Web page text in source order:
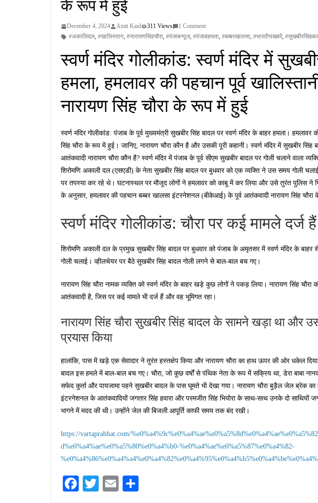
के रूप में हुई
December 4, 2024 Amit Kaul 311 Views
1 Comment
#अकालिदल, #खालिस्तान, #नारायणसिंहचौरा, #पंजाबन्यूज, #पंजाबहमला, #बब्बरखालसा, #भारतीयखबरें,
स्वर्ण मंदिर गोलीकांड: स्वर्ण मंदिर में
हमला, हमलावर की पहचान पूर्व
नारायण सिंह चौरा के रूप में हुई
स्वर्ण मंदिर गोलीकांड: पंजाब के पूर्व मुख्यमंत्री सुखबीर सिंह बादल पर स्वर्ण मंदिर के बाहर हमला। हमलावर
सिंह चौरा के रूप में हुई। जानिए, नारायण चौरा कौन है और उसकी पूरी कहानी। स्वर्ण मंदिर में सुखबीर सिंह
आतंकवादी नारायण चौरा कौन है? स्वर्ण मंदिर में पंजाब के पूर्व सीएम सुखबीर बादल पर गोली चलाने वाला
शिरोमणि अकाली दल (एसएडी) के नेता सुखबीर सिंह बादल पर बुधवार को एक व्यक्ति ने उस समय गोली
पर तपस्या कर रहे थे। घटनास्थल पर मौजूद लोगों ने हमलावर को काबू में कर लिया और उसे तुरंत पुलिस ने
के अनुसार, हमलावर की पहचान बब्बर खालसा इंटरनेशनल (बीकेआई) के पूर्व आतंकवादी नारायण सिंह
स्वर्ण मंदिर गोलीकांड: चौरा पर कई मामले
शिरोमणि अकाली दल के प्रमुख सुखबीर सिंह बादल पर बुधवार को पंजाब के अमृतसर में स्वर्ण मंदिर के बाहर
गोली चलाई। व्हीलचेयर पर बैठे सुखबीर सिंह बादल गोली लगने से बाल-बाल बच गए।
नारायण सिंह चौरा नामक व्यक्ति को स्वर्ण मंदिर के बाहर खड़े कुछ लोगों ने पकड़ लिया। नारायण सिंह चौरा
आतंकवादी है, जिस पर कई मामले भी दर्ज हैं और वह भूमिगत रहा।
नारायण सिंह चौरा सुखबीर सिंह बादल के सामने खड़ा था और
प्रयास किया
हालांकि, पास में खड़े एक सेवादार ने तुरंत हस्तक्षेप किया और नारायण चौरा का हाथ ऊपर की ओर धकेल
बादल इस हमले में बाल-बाल बच गए। चौरा, जो कुछ वर्षों से पंथिक नेता के रूप में सक्रिय था, डेरा बाबा
सफेद कुर्ता और पायजामा पहने सुखबीर बादल के पास घूमते भी देखा गया। नारायण चौरा बुड़ैल जेल ब्रेक का
इंटरनेशनल के आतंकवादियों जगतार सिंह हवारा और परमजीत सिंह भियोरा के साथ-साथ उनके दो साथियों
भागने में मदद की थी। उन्होंने जेल की बिजली आपूर्ति काफी समय तक बंद रखी।
https://vartaprabhat.com/
d%e0%a4%ae%e0%a5%80%e0%a4%b0-%e0%a4%ae%e0%a5%87%e0%a4%82-
Fa T
E